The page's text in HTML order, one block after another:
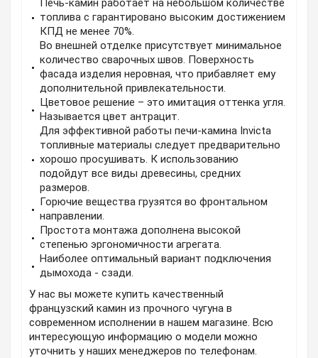
Печь-камин работает на небольшом количестве
топлива с гарантировано высоким достижением
КПД не менее 70%.
Во внешней отделке присутствует минимальное
количество сварочных швов. Поверхность
фасада изделия неровная, что прибавляет ему
дополнительной привлекательности.
Цветовое решение – это имитация оттенка угля.
Называется цвет антрацит.
Для эффективной работы печи-камина Invicta
топливные материалы следует предварительно
хорошо просушивать. К использованию
подойдут все виды древесины, средних
размеров.
Горючие вещества грузятся во фронтальном
направлении.
Простота монтажа дополнена высокой
степенью эргономичности агрегата.
Наиболее оптимальный вариант подключения
дымохода - сзади.
У нас вы можете купить качественный
французский камин из прочного чугуна в
современном исполнении в нашем магазине. Всю
интересующую информацию о модели можно
уточнить у наших менеджеров по телефонам.